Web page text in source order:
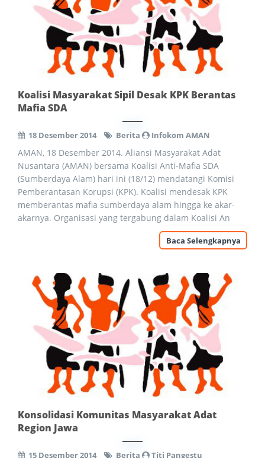
Koalisi Masyarakat Sipil Desak KPK Berantas
Mafia SDA
18 Desember 2014 Berita Infokom AMAN
AMAN, 18 Desember 2014. Aliansi Masyarakat Adat
Nusantara (AMAN) bersama Koalisi Anti-Mafia SDA
(Sumberdaya Alam) hari ini (18/12) mendatangi Komisi
Pemberantasan Korupsi (KPK). Koalisi mendesak KPK
memberantas mafia sumberdaya alam hingga ke akar-
akarnya. Organisasi yang tergabung dalam Koalisi An
Baca Selengkapnya
Konsolidasi Komunitas Masyarakat Adat
Region Jawa
15 Desember 2014 Berita Titi Pangestu